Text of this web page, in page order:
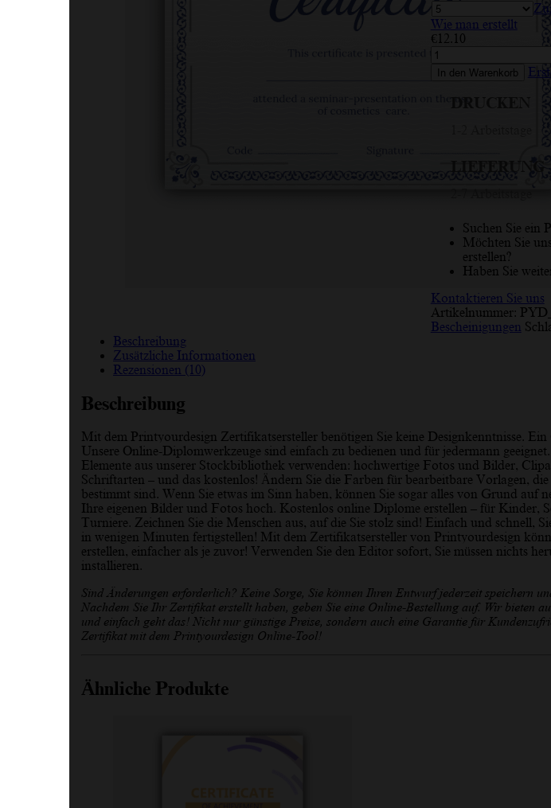
Wie man erstellt
€ 12.10
Seminar-
Präsentation,
Musterrahmen,
In den Warenkorb
Suchen Sie ein
Möchten Sie
erstellen?
Haben Sie
Kontaktieren Sie uns
Artikelnummer:
Bescheinigungen
Beschreibung
Zusätzliche Informationen
Rezensionen (10)
Beschreibung
Mit dem Printyourdesign Zertifikatsersteller benötigen Sie keine Designkenntnisse.
Unsere Online-Diplomwerkzeuge sind einfach zu bedienen und für jedermann
Elemente aus unserer Stockbibliothek verwenden: hochwertige Fotos und Bilder,
Schriftarten – und das kostenlos! Ändern Sie die Farben für bearbeitbare Vorlagen, die
bestimmt sind. Wenn Sie etwas im Sinn haben, können Sie sogar alles von Grund auf
Ihre eigenen Bilder und Fotos hoch. Kostenlos online Diplome erstellen – für Kinder,
Turniere. Zeichnen Sie die Menschen aus, auf die Sie stolz sind! Einfach und schnell,
in wenigen Minuten fertigstellen! Mit dem Zertifikatsersteller von Printyourdesign
erstellen, einfacher als je zuvor! Verwenden Sie den Editor sofort, Sie müssen nichts
installieren.
Sind Änderungen erforderlich? Keine Sorge, Sie können Ihren Entwurf jederzeit speichern
Nachdem Sie Ihr Zertifikat erstellt haben, geben Sie eine Online-Bestellung auf. Wir bieten
und einfach geht das! Nicht nur günstige Preise, sondern auch eine Garantie für
Zertifikat mit dem Printyourdesign Online-Tool!
Ähnliche Produkte